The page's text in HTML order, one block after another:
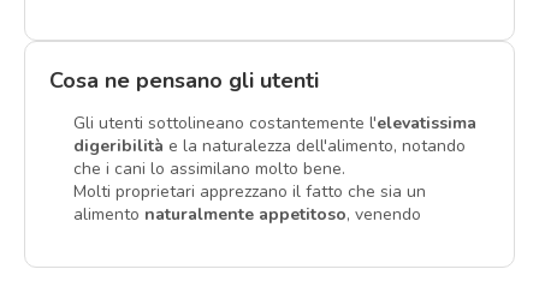
Cosa ne pensano gli utenti
Gli utenti sottolineano costantemente l'elevatissima
digeribilità e la naturalezza dell'alimento, notando
che i cani lo assimilano molto bene.
Molti proprietari apprezzano il fatto che sia un
alimento naturalmente appetitoso, venendo